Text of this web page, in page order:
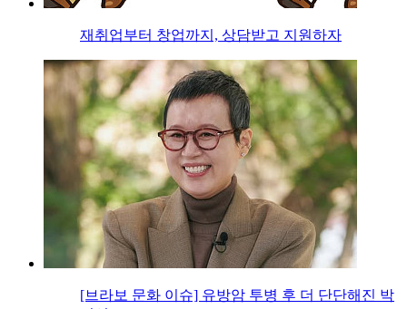
재취업부터 창업까지, 상담받고 지원하자
[브라보 문화 이슈] 유방암 투병 후 더 단단해진 박